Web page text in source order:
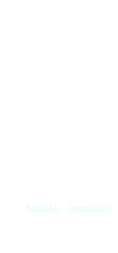
Kontakt Impressum